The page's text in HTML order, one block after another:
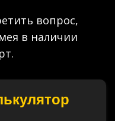
вопрос,
в наличии